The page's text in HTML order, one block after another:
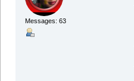
Messages: 63